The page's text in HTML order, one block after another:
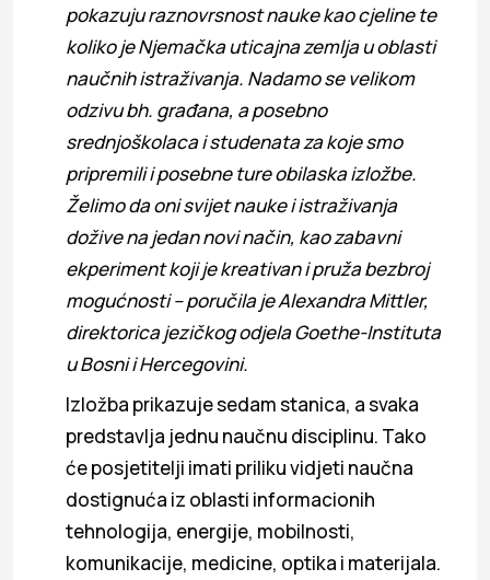
pokazuju raznovrsnost nauke kao cjeline te
koliko je Njemačka uticajna zemlja u oblasti
naučnih istraživanja. Nadamo se velikom
odzivu bh. građana, a posebno
srednjoškolaca i studenata za koje smo
pripremili i posebne ture obilaska izložbe.
Želimo da oni svijet nauke i istraživanja
dožive na jedan novi način, kao zabavni
ekperiment koji je kreativan i pruža bezbroj
mogućnosti – poručila je Alexandra Mittler,
direktorica jezičkog odjela Goethe-Instituta
u Bosni i Hercegovini.
Izložba prikazuje sedam stanica, a svaka
predstavlja jednu naučnu disciplinu. Tako
će posjetitelji imati priliku vidjeti naučna
dostignuća iz oblasti informacionih
tehnologija, energije, mobilnosti,
komunikacije, medicine, optika i materijala.